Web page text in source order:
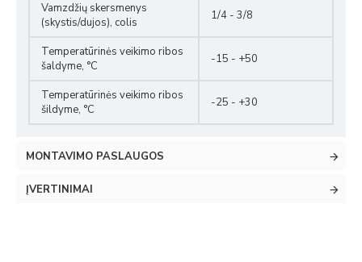
Vamzdžių skersmenys
(skystis/dujos), colis
1/4 - 3/8
Temperatūrinės veikimo ribos
šaldyme, °C
-15 - +50
Temperatūrinės veikimo ribos
šildyme, °C
-25 - +30
MONTAVIMO PASLAUGOS
ĮVERTINIMAI